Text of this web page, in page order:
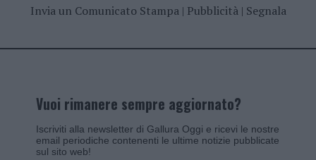
Invia un Comunicato Stampa| Pubblicità| Segnala
Vuoi rimanere sempre aggiornato?
Iscriviti alla newsletter di Gallura Oggi e ricevi le nostre
email periodiche contenenti le ultime notizie pubblicate
sul sito web!